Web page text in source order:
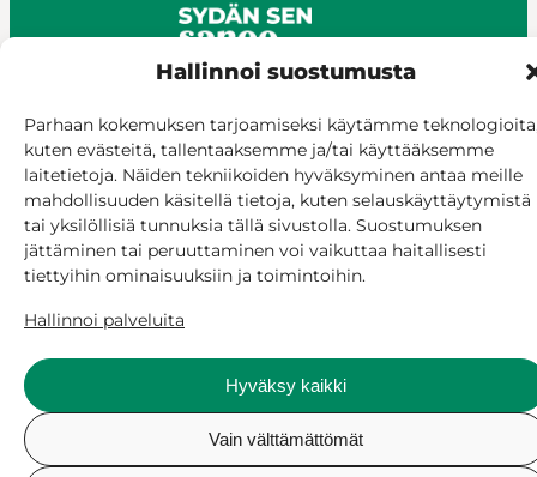
Hallinnoi suostumusta
Parhaan kokemuksen tarjoamiseksi käytämme
kuten evästeitä, tallentaaksemme ja/tai käyttääksemme
laitetietoja. Näiden tekniikoiden hyväksyminen antaa meille
mahdollisuuden käsitellä tietoja, kuten selauskäyttäytymistä
tai yksilöllisiä tunnuksia tällä sivustolla. Suostumuksen
jättäminen tai peruuttaminen voi vaikuttaa haitallisesti
tiettyihin ominaisuuksiin ja toimintoihin.
Hallinnoi palveluita
Hyväksy kaikki
Vain välttämättömät
© Siilinjärvi 2025
Anna palautetta
Asioi verkossa
Laskutus ja maksaminen
Saavutettavuus
Hallitse suostumusta